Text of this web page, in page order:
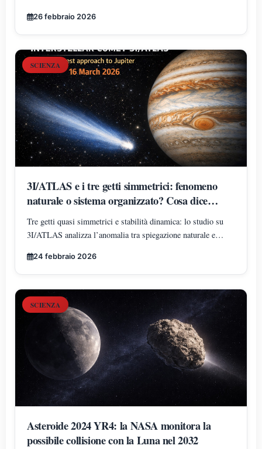
26 febbraio 2026
SCIENZA
3I/ATLAS e i tre getti simmetrici: fenomeno
naturale o sistema organizzato? Cosa dice
davvero lo studio
Tre getti quasi simmetrici e stabilità dinamica: lo studio su
3I/ATLAS analizza l’anomalia tra spiegazione naturale e
24 febbraio 2026
SCIENZA
Asteroide 2024 YR4: la NASA monitora la
possibile collisione con la Luna nel 2032